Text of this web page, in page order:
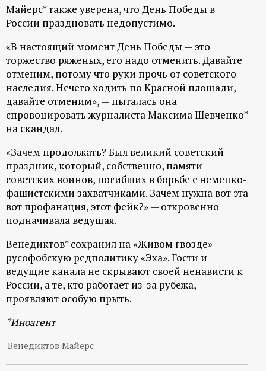
ы
й
п
о
р
т
а
л
Майерс* также уверена, что День Победы в
России праздновать недопустимо.
«В настоящий момент День Победы — это
торжество ряженых, его надо отменить. Давайте
отменим, потому что руки прочь от советского
наследия. Нечего ходить по Красной площади,
давайте отменим», — пыталась она
спровоцировать журналиста Максима Шевченко*
на скандал.
«Зачем продолжать? Был великий советский
праздник, который, собственно, памяти
советских воинов, погибших в борьбе с немецко-
фашистскими захватчиками. Зачем нужна вот эта
вот профанация, этот фейк?» — откровенно
подначивала ведущая.
Венедиктов* сохранил на «Живом гвозде»
русофобскую редполитику «Эха». Гости и
ведущие канала не скрывают своей ненависти к
России, а те, кто работает из-за рубежа,
проявляют особую прыть.
*Иноагент
Венедиктов Майерс